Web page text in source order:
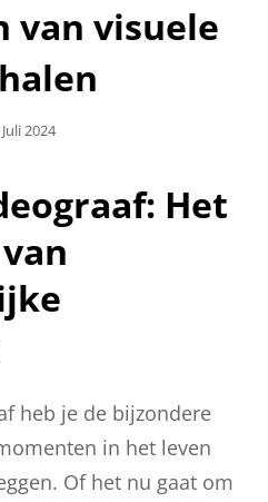
van visuele
2024
Het
heb je de bijzondere
in het leven
Of het nu gaat om